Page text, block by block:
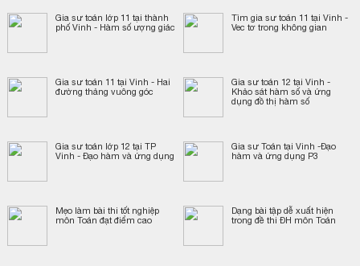
Gia sư toán lớp 11 tại thành
phố Vinh - Hàm số ượng giác
Tìm gia sư toán 11 tại Vinh -
Vec tơ trong không gian
Gia sư toán 11 tại Vinh - Hai
đường thảng vuông góc
Gia sư toán 12 tại Vinh -
Khảo sát hàm số và ứng
dụng đồ thị hàm số
Gia sư toán lớp 12 tại TP
Vinh - Đạo hàm và ứng dụng
Gia sư Toán tại Vinh -Đạo
hàm và ứng dụng P3
Mẹo làm bài thi tốt nghiệp
môn Toán đạt điểm cao
Dạng bài tập dễ xuất hiện
trong đề thi ĐH môn Toán